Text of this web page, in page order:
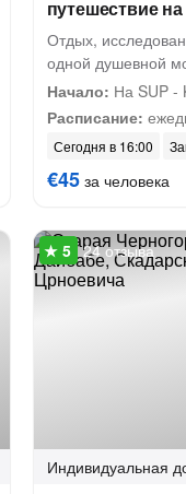
путешествие на
Отдых,
одной душевной
Начало: На SUP -
Расписание:
Сегодня в 16:00
€45за человека
24 отзыва
Индивидуальная